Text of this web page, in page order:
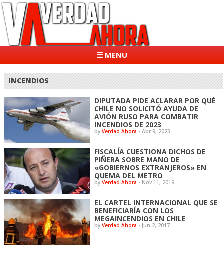
☰ MENU
INCENDIOS
DIPUTADA PIDE ACLARAR POR QUÉ
CHILE NO SOLICITÓ AYUDA DE
AVIÓN RUSO PARA COMBATIR
INCENDIOS DE 2023
byVerdad Ahora - Abr 9, 2023
FISCALÍA CUESTIONA DICHOS DE
PIÑERA SOBRE MANO DE
«GOBIERNOS EXTRANJEROS» EN
QUEMA DEL METRO
byVerdad Ahora - Nov 11, 2019
EL CARTEL INTERNACIONAL QUE SE
BENEFICIARÍA CON LOS
MEGAINCENDIOS EN CHILE
byVerdad Ahora - Jun 2, 2017